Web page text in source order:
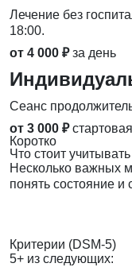
Лечение без
18:00.
от 4 000 ₽ за день
Сеанс
от 3 000 ₽
Коротко
Что стоит учитывать
Несколько важных
понять состояние
Критерии (DSM-5)
5+ из следующих: